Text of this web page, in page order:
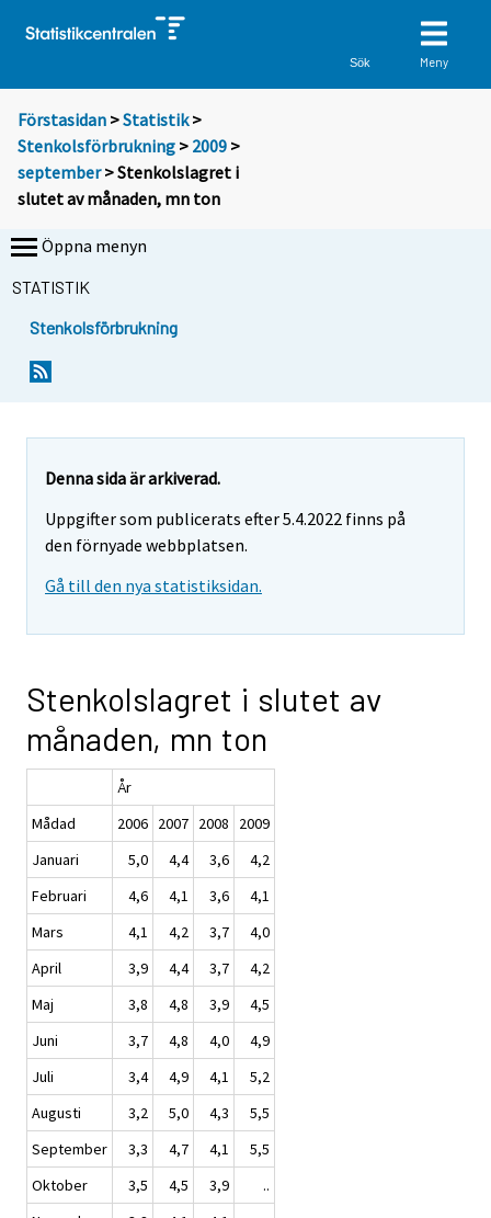
Sök Meny
Förstasidan >Statistik >
Stenkolsförbrukning > 2009 >
september> Stenkolslagret i
slutet av månaden, mn ton
Öppna menyn
STATISTIK
Stenkolsförbrukning
Denna sida är arkiverad.
Uppgifter som publicerats efter 5.4.2022 finns på
den förnyade webbplatsen.
Gå till den nya statistiksidan.
Stenkolslagret i slutet av
månaden, mn ton
År
Mådad
2006 2007 2008
2009
Januari
5,0 4,4 3,6
4,2
Februari
4,6 4,1 3,6
4,1
Mars
4,1 4,2 3,7
4,0
April
3,9 4,4 3,7
4,2
Maj
3,8 4,8 3,9
4,5
Juni
3,7 4,8 4,0
4,9
Juli
3,4 4,9 4,1
5,2
Augusti
3,2 5,0 4,3
5,5
September
3,3 4,7 4,1
5,5
Oktober
3,5 4,5 3,9
..